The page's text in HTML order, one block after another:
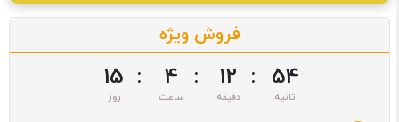
فروش ویژه
15 : 4 : 12 : 53